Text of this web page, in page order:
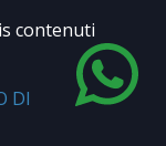
contenuti
DI